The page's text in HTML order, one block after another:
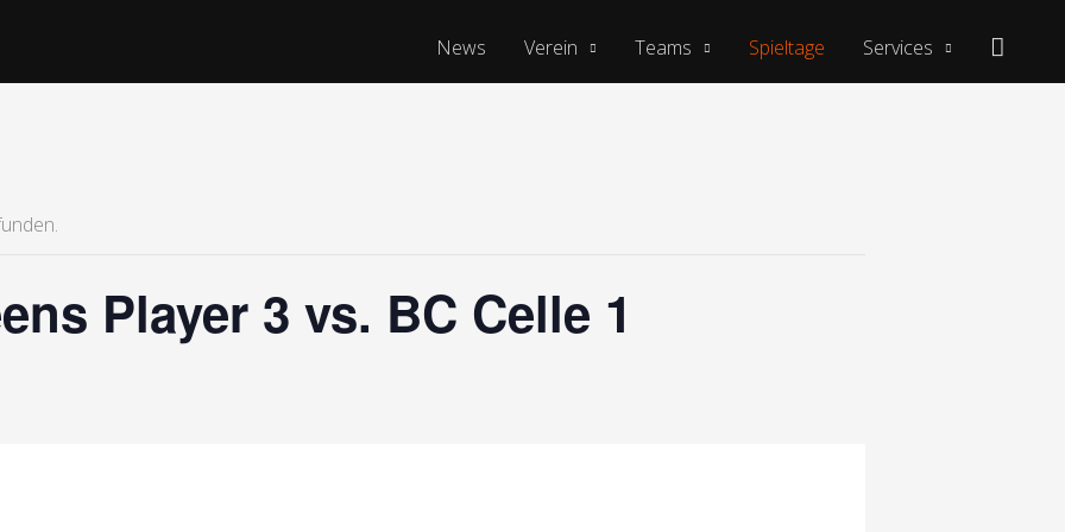
News Verein Teams Spieltage Services
Player 3 vs. BC Celle 1